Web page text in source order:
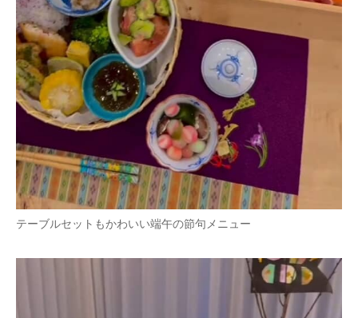
テーブルセットもかわいい端午の節句メニュー